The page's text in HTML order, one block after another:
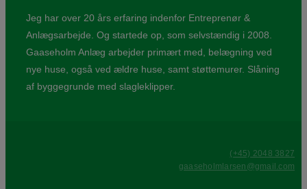
Jeg har over 20 års erfaring indenfor Entreprenør &
Anlægsarbejde. Og startede op, som selvstændig i 2008.
Gaaseholm Anlæg arbejder primært med, belægning ved
nye huse, også ved ældre huse, samt støttemurer. Slåning
af byggegrunde med slagleklipper.
(+45) 2048 3827
gaaseholmlarsen@gmail.com